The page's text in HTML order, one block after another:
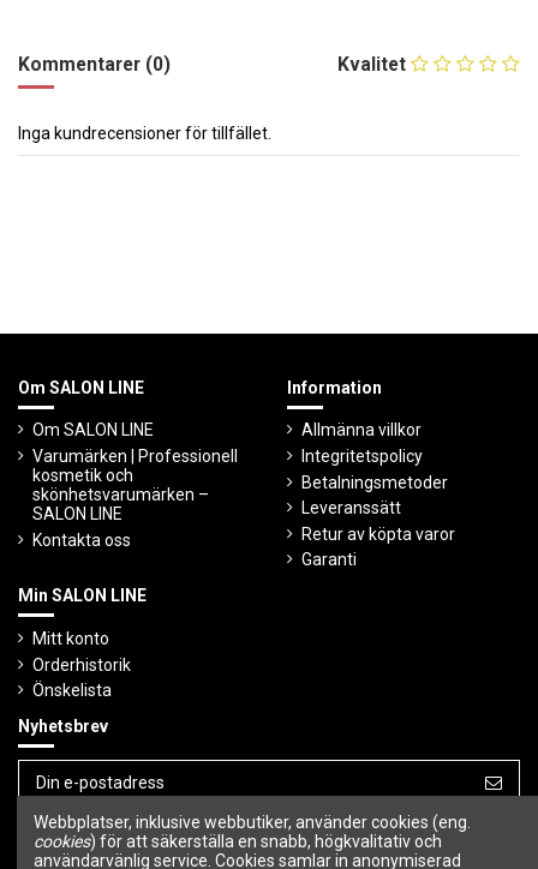
Kvalitet
Kommentarer (0)
Inga kundrecensioner för tillfället.
Om SALON LINE
Om SALON LINE
Varumärken | Professionell
kosmetik och
skönhetsvarumärken –
SALON LINE
Kontakta oss
Information
Allmänna villkor
Integritetspolicy
Betalningsmetoder
Leveranssätt
Retur av köpta varor
Garanti
Min SALON LINE
Mitt konto
Orderhistorik
Önskelista
Nyhetsbrev
Du kan avbryta prenumerationen när som
helst.
Webbplatser, inklusive webbutiker, använder cookies (eng.
cookies) för att säkerställa en snabb, högkvalitativ och
användarvänlig service. Cookies samlar in anonymiserad